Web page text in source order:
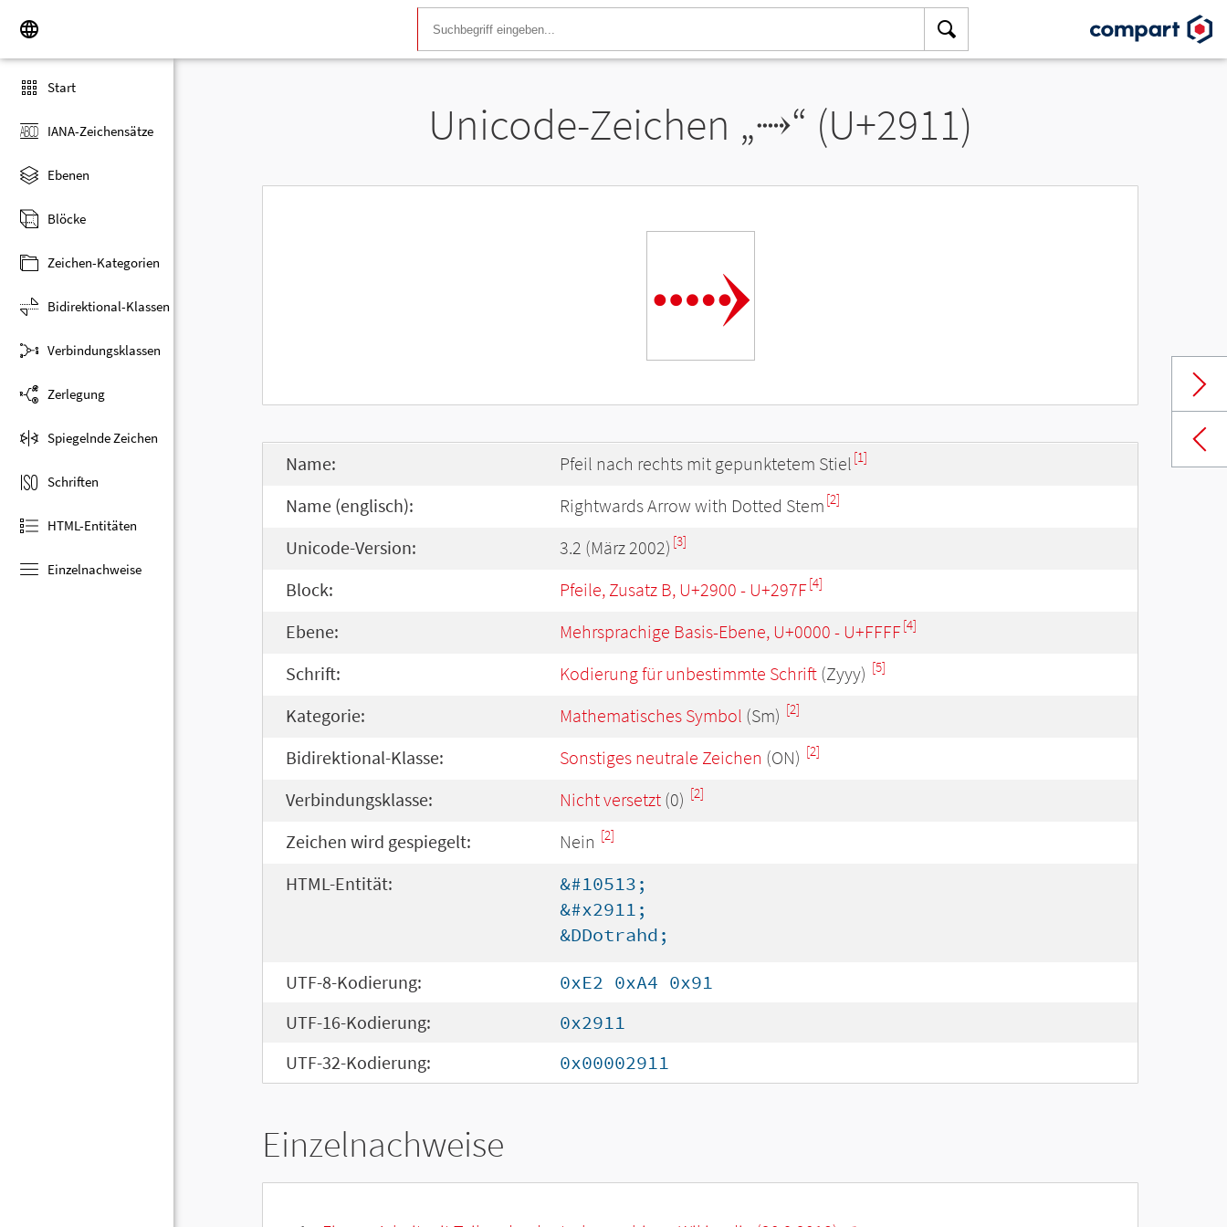
Start
IANA-Zeichensätze
Ebenen
Blöcke
Zeichen-Kategorien
Bidirektional-Klassen
Verbindungsklassen
Zerlegung
Spiegelnde Zeichen
Schriften
HTML-Entitäten
Einzelnachweise
Unicode-Zeichen „⤑“ (U+2911)
⤑
Name: Pfeil nach rechts mit gepunktetem Stiel [1]
Name (englisch): Rightwards Arrow with Dotted Stem [2]
Unicode-Version: 3.2 (März 2002) [3]
Block: Pfeile, Zusatz B, U+2900 - U+297F[4]
Ebene: Mehrsprachige Basis-Ebene, U+0000 - U+FFFF[4]
Schrift: Kodierung für unbestimmte Schrift (Zyyy) [5]
Kategorie: Mathematisches Symbol (Sm) [2]
Bidirektional-Klasse: Sonstiges neutrale Zeichen (ON) [2]
Verbindungsklasse: Nicht versetzt (0) [2]
Zeichen wird gespiegelt: Nein [2]
HTML-Entität:
&#10513;
&#x2911;
&DDotrahd;
UTF-8-Kodierung:
0xE2 0xA4 0x91
UTF-16-Kodierung:
0x2911
UTF-32-Kodierung:
0x00002911
Einzelnachweise